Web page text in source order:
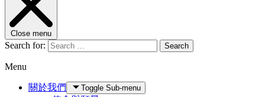
Close menu
Search for: Search
Menu
關於我們 Toggle Sub-menu